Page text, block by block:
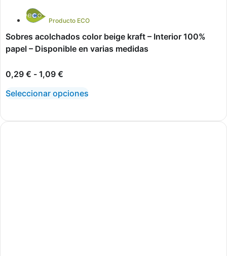
Producto ECO
Sobres acolchados color beige kraft – Interior 100%
papel – Disponible en varias medidas
0,29 € - 1,09 €
Seleccionar opciones